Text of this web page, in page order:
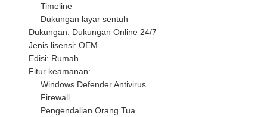
Timeline
Dukungan layar sentuh
Dukungan: Dukungan Online 24/7
Jenis lisensi: OEM
Edisi: Rumah
Fitur keamanan:
Windows Defender Antivirus
Firewall
Pengendalian Orang Tua